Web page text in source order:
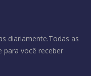
diariamente.Todas as
para você receber